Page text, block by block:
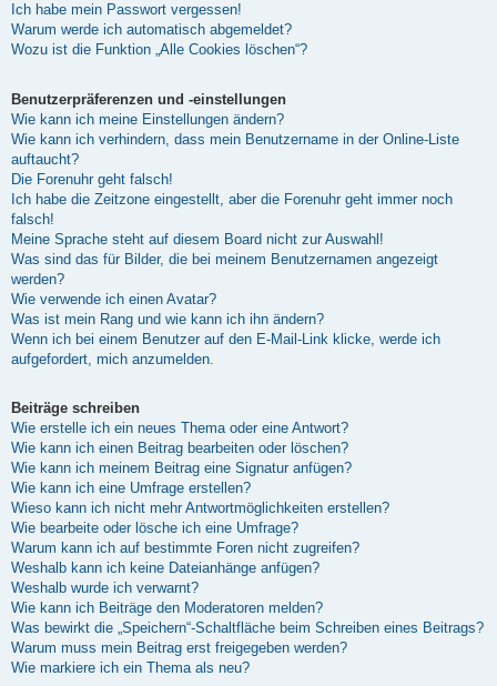
Ich habe mein Passwort vergessen!
Warum werde ich automatisch abgemeldet?
Wozu ist die Funktion „Alle Cookies löschen“?
Benutzerpräferenzen und -einstellungen
Wie kann ich meine Einstellungen ändern?
Wie kann ich verhindern, dass mein Benutzername in der Online-Liste
auftaucht?
Die Forenuhr geht falsch!
Ich habe die Zeitzone eingestellt, aber die Forenuhr geht immer noch
falsch!
Meine Sprache steht auf diesem Board nicht zur Auswahl!
Was sind das für Bilder, die bei meinem Benutzernamen angezeigt
werden?
Wie verwende ich einen Avatar?
Was ist mein Rang und wie kann ich ihn ändern?
Wenn ich bei einem Benutzer auf den E-Mail-Link klicke, werde ich
aufgefordert, mich anzumelden.
Beiträge schreiben
Wie erstelle ich ein neues Thema oder eine Antwort?
Wie kann ich einen Beitrag bearbeiten oder löschen?
Wie kann ich meinem Beitrag eine Signatur anfügen?
Wie kann ich eine Umfrage erstellen?
Wieso kann ich nicht mehr Antwortmöglichkeiten erstellen?
Wie bearbeite oder lösche ich eine Umfrage?
Warum kann ich auf bestimmte Foren nicht zugreifen?
Weshalb kann ich keine Dateianhänge anfügen?
Weshalb wurde ich verwarnt?
Wie kann ich Beiträge den Moderatoren melden?
Was bewirkt die „Speichern“-Schaltfläche beim Schreiben eines Beitrags?
Warum muss mein Beitrag erst freigegeben werden?
Wie markiere ich ein Thema als neu?